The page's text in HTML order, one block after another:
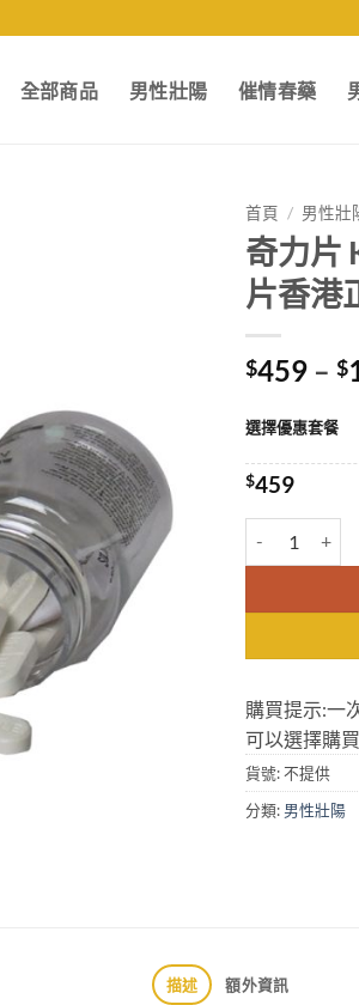
全部商品 男性壯陽 催情春藥
首頁 / 男性壯
奇力片
片香港
$459 – $
選擇優惠套餐
$459
購買提示:一
可以選擇購
貨號:不提供
分類: 男性壯陽
描述 額外資訊